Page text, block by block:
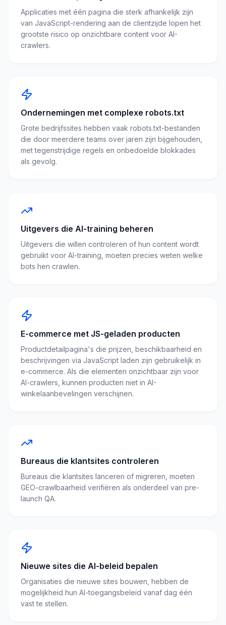
Applicaties met één pagina die sterk afhankelijk zijn
van JavaScript-rendering aan de clientzijde lopen het
grootste risico op onzichtbare content voor AI-
crawlers.
Ondernemingen met complexe robots.txt
Grote bedrijfssites hebben vaak robots.txt-bestanden
die door meerdere teams over jaren zijn bijgehouden,
met tegenstrijdige regels en onbedoelde blokkades
als gevolg.
Uitgevers die AI-training beheren
Uitgevers die willen controleren of hun content wordt
gebruikt voor AI-training, moeten precies weten welke
bots hen crawlen.
E-commerce met JS-geladen producten
Productdetailpagina's die prijzen, beschikbaarheid en
beschrijvingen via JavaScript laden zijn gebruikelijk in
e-commerce. Als die elementen onzichtbaar zijn voor
AI-crawlers, kunnen producten niet in AI-
winkelaanbevelingen verschijnen.
Bureaus die klantsites controleren
Bureaus die klantsites lanceren of migreren, moeten
GEO-crawlbaarheid verifiëren als onderdeel van pre-
launch QA.
Nieuwe sites die AI-beleid bepalen
Organisaties die nieuwe sites bouwen, hebben de
mogelijkheid hun AI-toegangsbeleid vanaf dag één
vast te stellen.